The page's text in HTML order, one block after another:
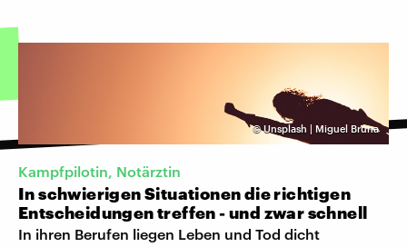
©Unsplash | Miguel Bruna
Kampfpilotin, Notärztin
In schwierigen Situationen die richtigen
Entscheidungen treffen - und zwar schnell
In ihren Berufen liegen Leben und Tod dicht